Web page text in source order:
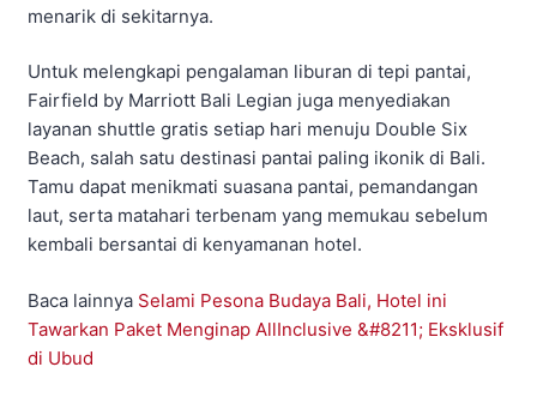
menarik di sekitarnya.
Untuk melengkapi pengalaman liburan di tepi pantai,
Fairfield by Marriott Bali Legian juga menyediakan
layanan shuttle gratis setiap hari menuju Double Six
Beach, salah satu destinasi pantai paling ikonik di Bali.
Tamu dapat menikmati suasana pantai, pemandangan
laut, serta matahari terbenam yang memukau sebelum
kembali bersantai di kenyamanan hotel.
Baca lainnya Selami Pesona Budaya Bali, Hotel ini
Tawarkan Paket Menginap AllInclusive &#8211; Eksklusif
di Ubud